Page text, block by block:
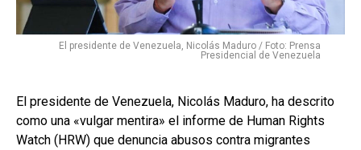
El presidente de Venezuela, Nicolás Maduro / Foto: Prensa
Presidencial de Venezuela
El presidente de Venezuela, Nicolás Maduro, ha descrito
como una «vulgar mentira» el informe de Human Rights
Watch (HRW) que denuncia abusos contra migrantes